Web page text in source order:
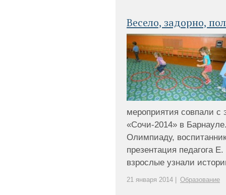
Весело, задорно,
мероприятия совпали с
«Сочи-2014» в
Олимпиаду,
презентация педагога
взрослые узнали
21 января 2014 | Образование